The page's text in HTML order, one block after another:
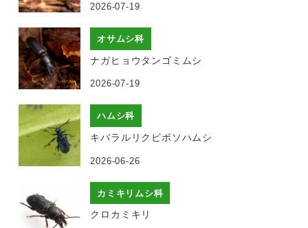
2026-07-19
オサムシ科
ナガヒョウタンゴミムシ
2026-07-19
ハムシ科
キバラルリクビボソハムシ
2026-06-26
カミキリムシ科
クロカミキリ